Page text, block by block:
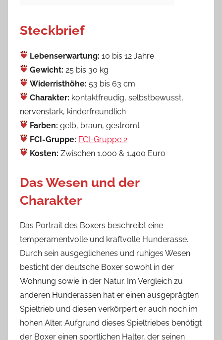
Steckbrief
Lebenserwartung: 10 bis 12 Jahre
Gewicht: 25 bis 30 kg
Widerristhöhe: 53 bis 63 cm
Charakter: kontaktfreudig, selbstbewusst,
nervenstark, kinderfreundlich
Farben: gelb, braun, gestromt
FCI-Gruppe: FCI-Gruppe 2
Kosten: Zwischen 1.000 & 1.400 Euro
Das Wesen und der
Charakter
Das Portrait des Boxers beschreibt eine
temperamentvolle und kraftvolle Hunderasse.
Durch sein ausgeglichenes und ruhiges Wesen
besticht der deutsche Boxer sowohl in der
Wohnung sowie in der Natur. Im Vergleich zu
anderen Hunderassen hat er einen ausgeprägten
Spieltrieb und diesen verkörpert er auch noch im
hohen Alter. Aufgrund dieses Spieltriebes benötigt
der Boxer einen sportlichen Halter, der seinen